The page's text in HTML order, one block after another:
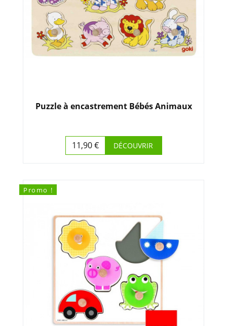
Puzzle à encastrement Bébés Animaux
Prix
11,90 € DÉCOUVRIR
Promo !